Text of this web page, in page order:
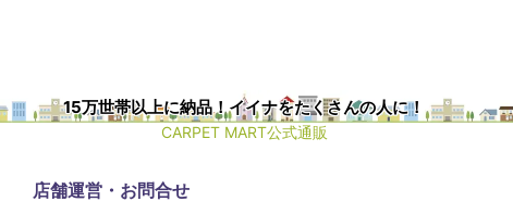
15万世帯以上に納品！イイナをたくさんの人に！
CARPET MART公式通販
店舗運営・お問合せ